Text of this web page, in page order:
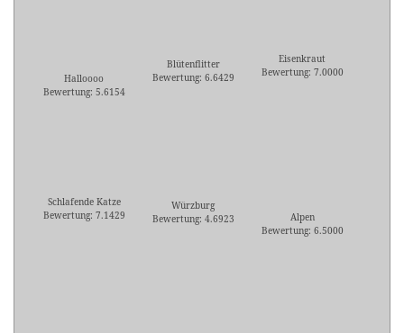
Halloooo
Bewertung: 5.6154
Blütenflitter
Bewertung: 6.6429
Eisenkraut
Bewertung: 7.0000
Schlafende Katze
Bewertung: 7.1429
Würzburg
Bewertung: 4.6923
Alpen
Bewertung: 6.5000